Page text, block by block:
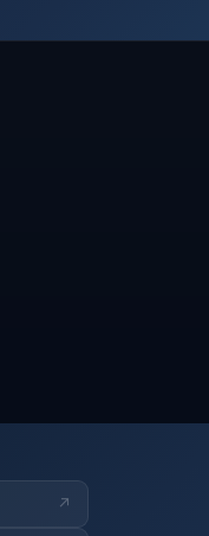
↗